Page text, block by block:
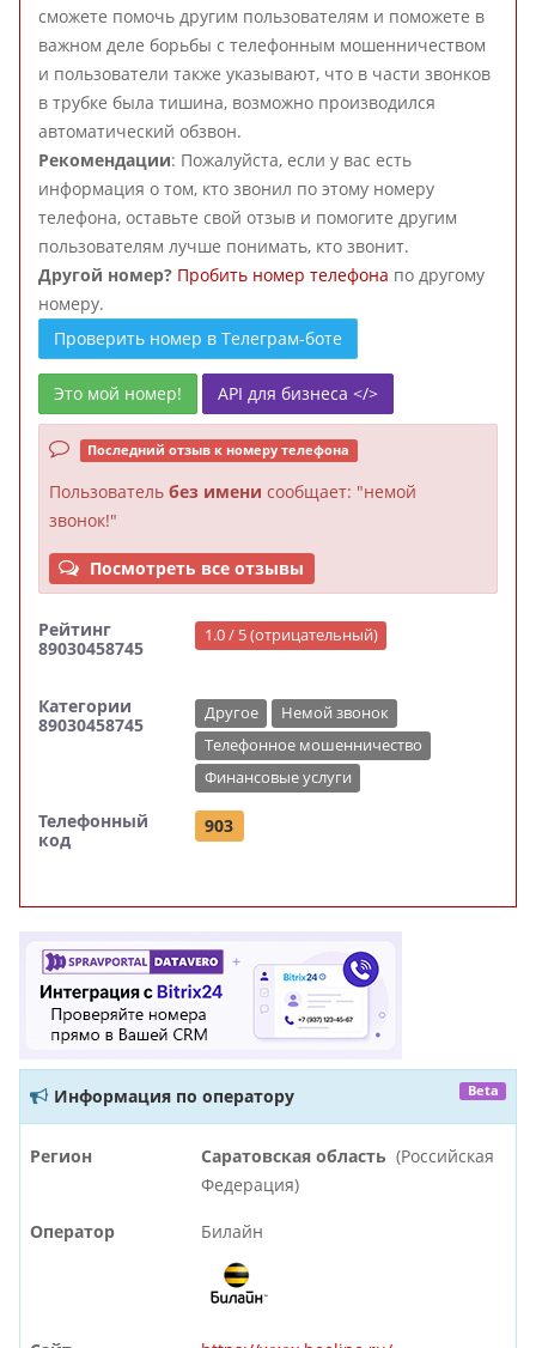
сможете помочь другим пользователям и поможете в
важном деле борьбы с телефонным мошенничеством
и пользователи также указывают, что в части звонков
в трубке была тишина, возможно производился
автоматический обзвон.
Рекомендации: Пожалуйста, если у вас есть
информация о том, кто звонил по этому номеру
телефона, оставьте свой отзыв и помогите другим
пользователям лучше понимать, кто звонит.
Другой номер? Пробить номер телефона по другому
номеру.
Проверить номер в Телеграм-боте
Это мой номер! API для бизнеса </>
Последний отзыв к номеру телефона
Пользователь без имени сообщает: "немой
звонок!"
Посмотреть все отзывы
Рейтинг
89030458745
1.0 / 5 (отрицательный)
Категории
89030458745
Другое
Немой звонок
Телефонное мошенничество
Финансовые услуги
Телефонный
код
903
Информация по оператору Beta
Регион Саратовская область (Российская
Федерация)
Оператор Билайн